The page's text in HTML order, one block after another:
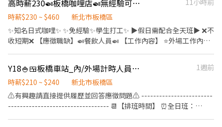
金
潔，依標準進行開檯與收檯作業。 4_回應客人需求、提供餐飲建議
並即時回報異常或客訴。 5_協助補貨、庫存管理與器皿整理，維持
物料充足。 6_配合主管執行營運相關事項與其他交辦工作。
~*~*~*~*~*~*~*~*~*~*~*~*~*~*~*~*~*~ 📌【排班】 早、晚班輪
~*~*~*~*~*~*~*~*~*~*~*~*~*~*~*~*~*~ 📌【其他】 ☑︎.錄取後需
繳交體檢證明（自費）
高時薪230🍛板橋咖哩店🍛無經驗可✨學生兼職✨BY
11小時前
時薪$230 ~ $460
新北市板橋區
✨知名日式咖哩✨ ✨免經驗✨學生打工✨ ▶️假日需配合全天班▶️ ❌不
收短期❌ 【應徵職缺】🍛餐飲人員🍛 【工作內容】 ⭐外場工作內
休息2小時) ⭐兼職10:00-14:00、12:00-16:00、16:00-20:00、
18:00-22:00 【薪資待遇】高時薪230🌻 【休假制度】排班制(假日
需排全天班) 【工作須知】提供三個月內供膳體檢 【工作地點】新
北市板橋區中山路一段152號(板橋遠百) - ⭐快速報名⭐ ❤ 加好友：
Y18🍚🍱板橋車站_內/外場計時人員【YAYOI彌生軒】
1週前
時薪$210 ~ $240
新北市板橋區
⚠️有興趣請直接提供履歷並回答應徵問題⚠️ ------------------------
---------------------------------- 📆【排班時間】 ⏰全日班：